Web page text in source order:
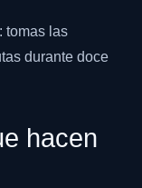
tomas las
durante doce
hacen